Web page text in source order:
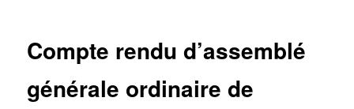
Compte rendu d’assemblé
générale ordinaire de